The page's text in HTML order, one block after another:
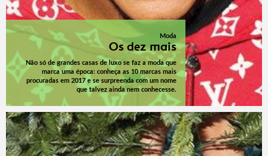
Moda
Os dez mais
Não só de grandes casas de luxo se faz a moda que
marca uma época: conheça as 10 marcas mais
procuradas em 2017 e se surpreenda com um nome
que talvez ainda nem conhecesse.